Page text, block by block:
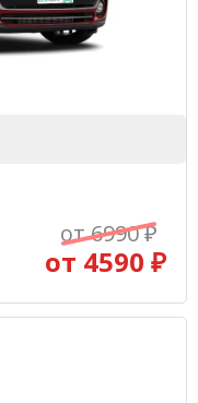
от 6990 ₽
от 4590 ₽